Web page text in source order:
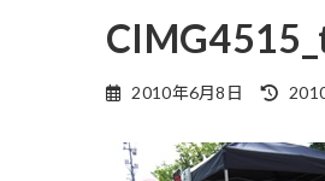
2010年6月8日
最
新